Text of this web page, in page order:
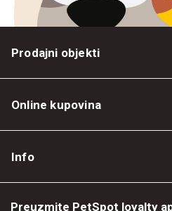
Prodajni objekti
Online kupovina
Info
Preuzmite PetSpot loyalty